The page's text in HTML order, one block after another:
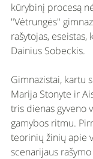
kūrybinį procesą
"Vėtrungės"
rašytojas, eseistas,
Dainius Sobeckis.
Gimnazistai, kartu
Marija Stonyte ir
tris dienas gyveno
gamybos ritmu.
teorinių žinių apie
scenarijaus